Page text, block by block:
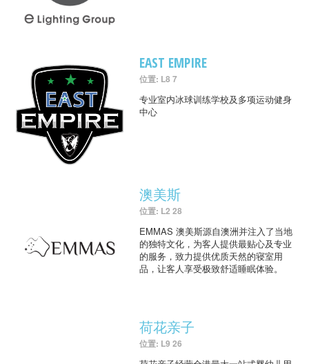
EAST EMPIRE
位置: L8 7
专业室内冰球训练学校及多项运动健身
中心
澳美斯
位置: L2 28
EMMAS 澳美斯源自澳洲并注入了当地
的独特文化，为客人提供最贴心及专业
的服务，致力提供优质天然的寝室用
品，让客人享受极致舒适睡眠体验。
荷花亲子
位置: L9 26